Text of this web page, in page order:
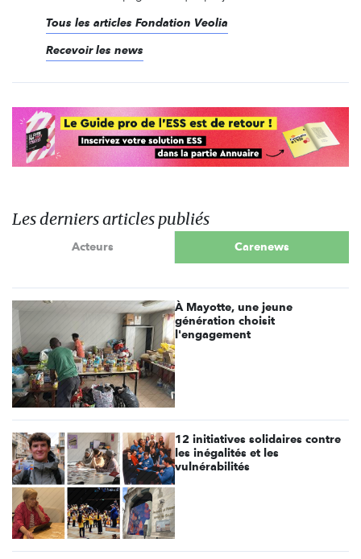
Tous les articles Fondation Veolia
Recevoir les news
Les derniers articles publiés
Acteurs Carenews
À Mayotte, une jeune
génération choisit
l'engagement
12 initiatives solidaires contre
les inégalités et les
vulnérabilités